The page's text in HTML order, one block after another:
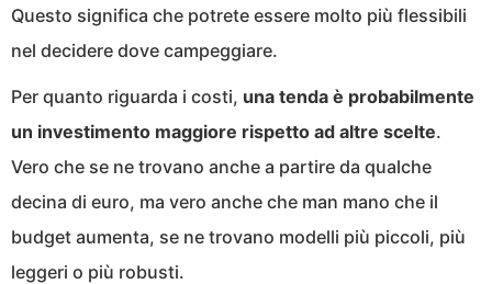
Questo significa che potrete essere molto più flessibili
nel decidere dove campeggiare.
Per quanto riguarda i costi, una tenda è probabilmente
un investimento maggiore rispetto ad altre scelte.
Vero che se ne trovano anche a partire da qualche
decina di euro, ma vero anche che man mano che il
budget aumenta, se ne trovano modelli più piccoli, più
leggeri o più robusti.